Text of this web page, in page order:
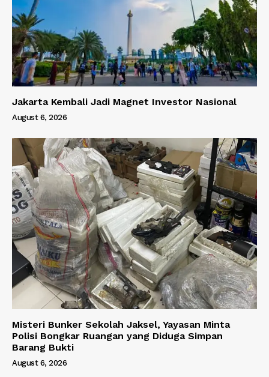
Jakarta Kembali Jadi Magnet Investor Nasional
August 6, 2026
Misteri Bunker Sekolah Jaksel, Yayasan Minta
Polisi Bongkar Ruangan yang Diduga Simpan
Barang Bukti
August 6, 2026